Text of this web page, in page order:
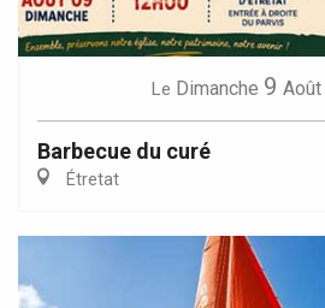
Le Dimanche 9 Août
Barbecue du curé
Étretat